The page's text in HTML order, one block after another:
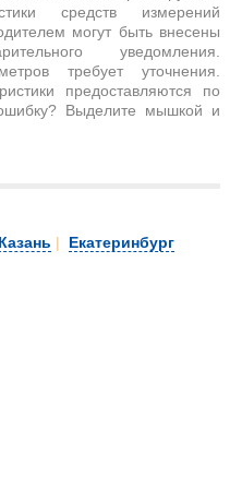
средств измерений
могут быть внесены
уведомления.
требует уточнения.
предоставляются по
Выделите мышкой и
Казань | Екатеринбург